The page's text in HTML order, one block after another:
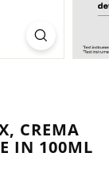
CREMA
IN 100ML